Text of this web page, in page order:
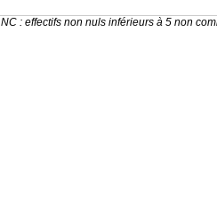
NC : effectifs non nuls inférieurs à 5 non